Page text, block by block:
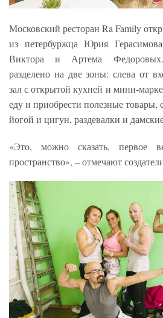
Московский ресторан Ra Family
из петербуржца Юрия
Виктора и Артема
разделено на две зоны: слева от
зал с открытой кухней и мини-
еду и приобрести полезные товары,
йогой и цигун, раздевалки и
«Это, можно сказать, первое
пространство», – отмечают